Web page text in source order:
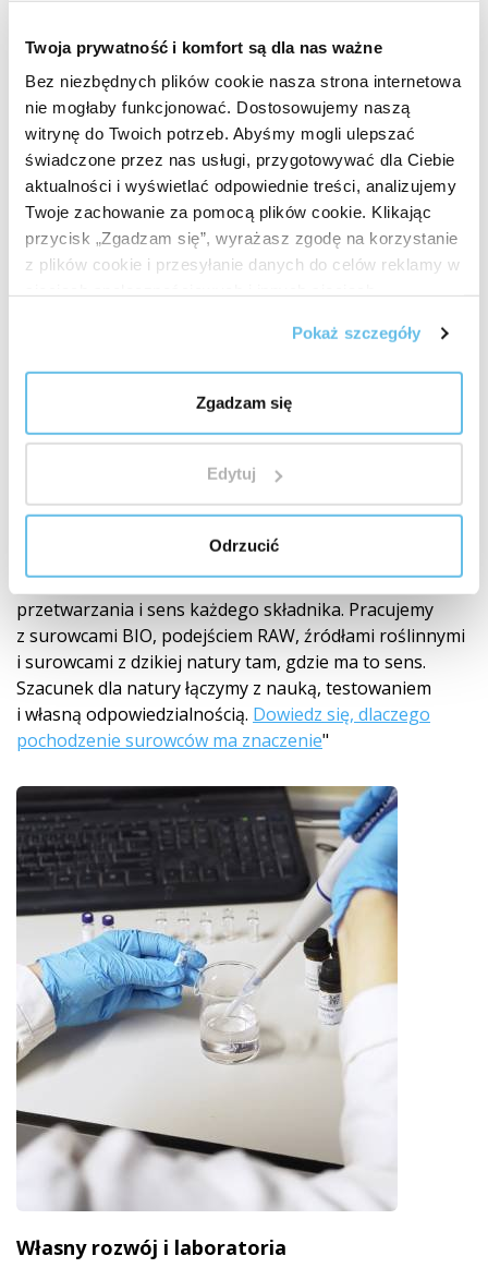
Twoja prywatność i komfort są dla nas ważne
Bez niezbędnych plików cookie nasza strona internetowa
nie mogłaby funkcjonować. Dostosowujemy naszą
witrynę do Twoich potrzeb. Abyśmy mogli ulepszać
świadczone przez nas usługi, przygotowywać dla Ciebie
aktualności i wyświetlać odpowiednie treści, analizujemy
Twoje zachowanie za pomocą plików cookie. Klikając
przycisk „Zgadzam się”, wyrażasz zgodę na korzystanie
z plików cookie i przesyłanie danych do celów reklamy w
Pokaż szczegóły
Zgadzam się
Edytuj
Odrzucić
Wysokiej jakości surowce
zaczyna się od pochodzenia surowca. Dlatego starannie
wybieramy dostawców, śledzimy pochodzenie, sposób
przetwarzania i sens każdego składnika. Pracujemy
z surowcami BIO, podejściem RAW, źródłami roślinnymi
i surowcami z dzikiej natury tam, gdzie ma to sens.
Szacunek dla natury łączymy z nauką, testowaniem
i własną odpowiedzialnością. Dowiedz się, dlaczego
pochodzenie surowców ma znaczenie"
Własny rozwój i laboratoria